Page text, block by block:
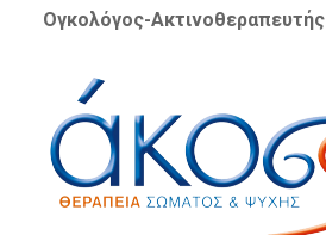
Ογκολόγος-Ακτινοθεραπευτής